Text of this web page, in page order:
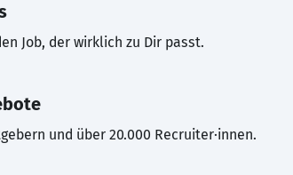
Job, der wirklich zu Dir passt.
und über 20.000 Recruiter·innen.